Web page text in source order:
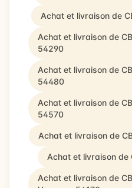
Achat et livraison de
Achat et livraison de
54290
Achat et livraison de
54480
Achat et livraison de
54570
Achat et livraison de
Achat et livraison de
Achat et livraison de